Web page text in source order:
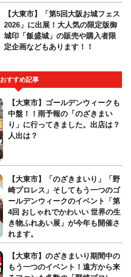
【大東市】「第5回大阪お城フェス
2026」に出展！大人気の限定版御
城印「飯盛城」の販売や購入者限
定企画などもあります！！
おすすめ記事
【大東市】ゴールデンウィークも
中盤！！雨予報の「のざきまい
り」に行ってきました。出店は？
人出は？
【大東市】「のざきまいり」「野
崎プロレス」そしてもう一つのゴ
ールデンウィークのイベント「第
4回 おしゃれでかわいい 世界の生
き物ふれあい展」が今年も開催さ
れます。
【大東市】のざきまいり期間中の
もう一つのイベント！遠方から来